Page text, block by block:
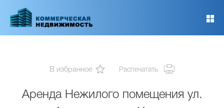
основному
В избранное Распечатать
Аренда Нежилого помещения ул.